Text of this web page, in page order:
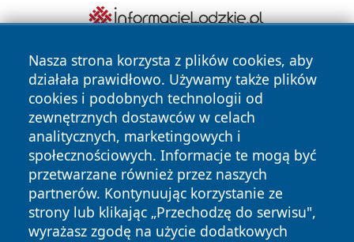
Nasza strona korzysta z plików cookies, aby
działała prawidłowo. Używamy także plików
cookies i podobnych technologii od
zewnętrznych dostawców w celach
analitycznych, marketingowych i
społecznościowych. Informacje te mogą być
przetwarzane również przez naszych
partnerów. Kontynuując korzystanie ze
strony lub klikając „Przechodzę do serwisu",
wyrażasz zgodę na użycie dodatkowych
Copyright © 2026 wrotagrudziadza.pl Wszystkie prawa
zastrzeżone.